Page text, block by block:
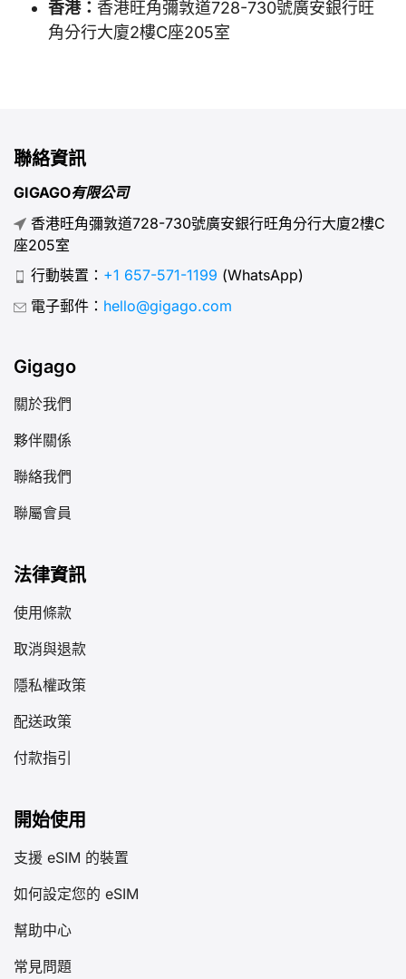
香港： 香港旺角彌敦道728-730號廣安銀行旺
角分行大廈2樓C座205室
聯絡資訊
GIGAGO有限公司
香港旺角彌敦道728-730號廣安銀行旺角分行大廈2樓C
座205室
行動裝置： +1 657-571-1199 (WhatsApp)
電子郵件： hello@gigago.com
Gigago
關於我們
夥伴關係
聯絡我們
聯屬會員
法律資訊
使用條款
取消與退款
隱私權政策
配送政策
付款指引
開始使用
支援 eSIM 的裝置
如何設定您的 eSIM
幫助中心
常見問題